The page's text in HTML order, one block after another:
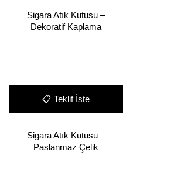
Sigara Atık Kutusu –
Dekoratif Kaplama
📋 Teklif İste
Sigara Atık Kutusu –
Paslanmaz Çelik